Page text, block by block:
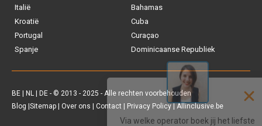
Italië
Kroatië
Portugal
Spanje
Bahamas
Cuba
Curaçao
Dominicaanse Republiek
BE NL DE - © 2013 - 2025 - Alle rechten voorbehouden
Blog Sitemap Over ons Contact Privacy Policy | Allinclusive.be
Vakantiediscounter
Sunweb
D-reizen